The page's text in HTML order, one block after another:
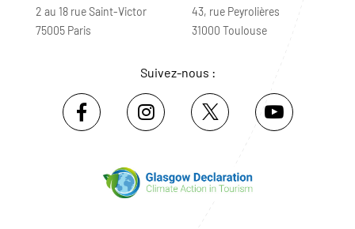
2 au 18 rue Saint-Victor
75005 Paris
43, rue Peyrolières
31000 Toulouse
Suivez-nous :